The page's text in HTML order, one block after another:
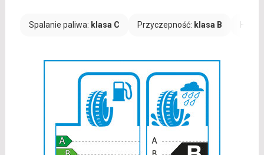
Spalanie paliwa: klasa C Przyczepność: klasa B